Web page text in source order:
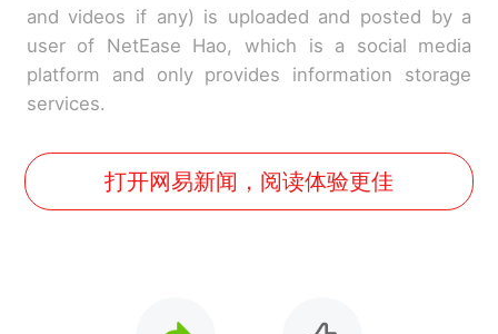
and videos if any) is uploaded and posted by a
user of NetEase Hao, which is a social media
platform and only provides information storage
services.
打开网易新闻，阅读体验更佳